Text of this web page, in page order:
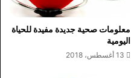
معلومات صحية جديدة مفيدة للحياة
اليومية
13 أغسطس، 2018